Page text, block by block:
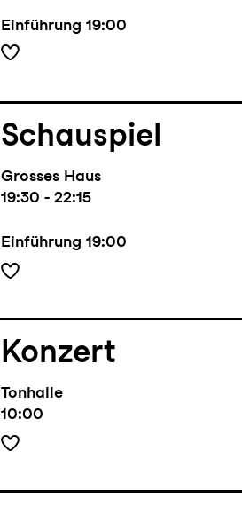
Einführung 19:00
Schauspiel
Grosses Haus
19:30 - 22:15
Einführung 19:00
Konzert
Tonhalle
10:00